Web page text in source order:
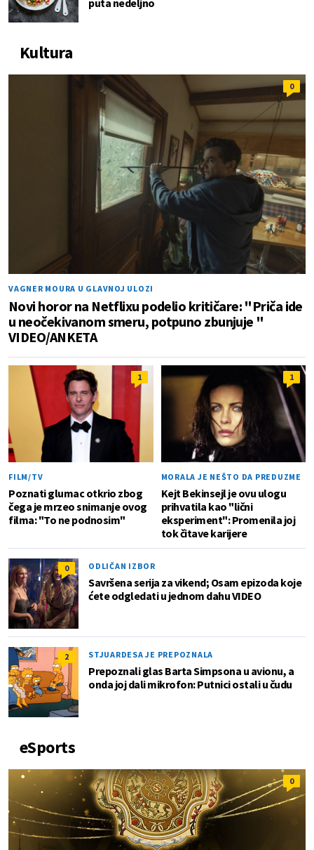
puta nedeljno
Kultura
0
VAGNER MOURA U GLAVNOJ ULOZI
Novi horor na Netflixu podelio kritičare: "Priča ide
u neočekivanom smeru, potpuno zbunjuje "
VIDEO/ANKETA
1
FILM/TV
Poznati glumac otkrio zbog
čega je mrzeo snimanje ovog
filma: "To ne podnosim"
1
MORALA JE NEŠTO DA PREDUZME
Kejt Bekinsejl je ovu ulogu
prihvatila kao "lični
eksperiment": Promenila joj
tok čitave karijere
0 ODLIČAN IZBOR
Savršena serija za vikend; Osam epizoda koje
ćete odgledati u jednom dahu VIDEO
2 STJUARDESA JE PREPOZNALA
Prepoznali glas Barta Simpsona u avionu, a
onda joj dali mikrofon: Putnici ostali u čudu
eSports
0